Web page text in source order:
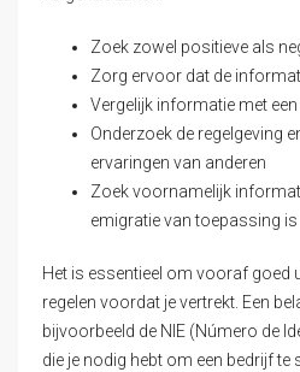
Zoek zowel positieve als
Zorg ervoor dat de
Vergelijk informatie met
Onderzoek de regelgeving
ervaringen van anderen
Zoek voornamelijk
emigratie van toepassing is
Het is essentieel om vooraf goed
regelen voordat je vertrekt. Een
bijvoorbeeld de NIE (Número de
die je nodig hebt om een bedrijf te